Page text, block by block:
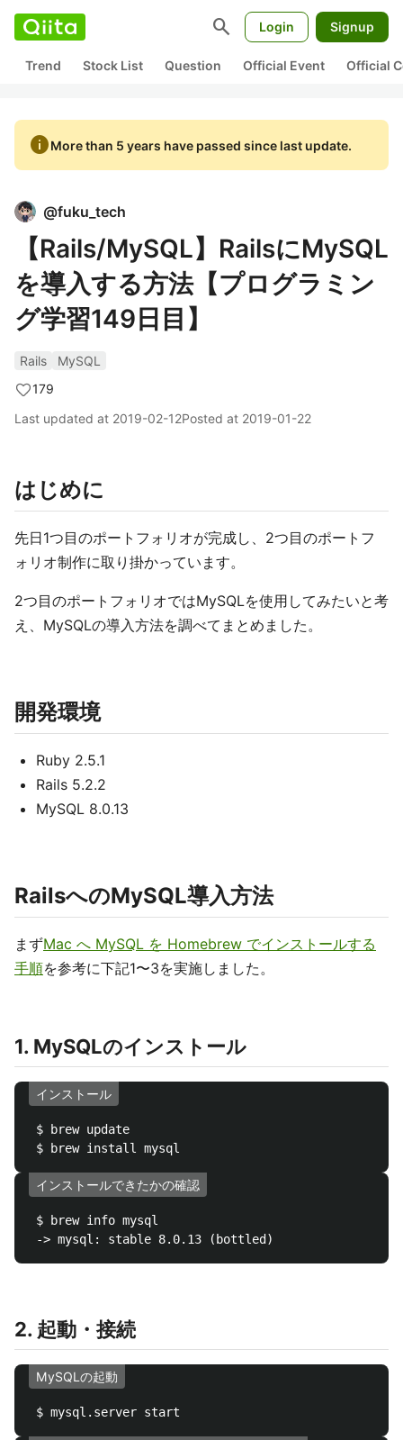
search Login Signup
Trend Stock List Question Official Event Official
infoMore than 5 years have passed since last update.
@fuku_tech
【Rails/MySQL】RailsにMySQL
を導入する方法【プログラミン
グ学習149日目】
Rails
MySQL
179
Last updated at 2019-02-12Posted at 2019-01-22
はじめに
先日1つ目のポートフォリオが完成し、2つ目のポートフ
ォリオ制作に取り掛かっています。
2つ目のポートフォリオではMySQLを使用してみたいと考
え、MySQLの導入方法を調べてまとめました。
開発環境
Ruby 2.5.1
Rails 5.2.2
MySQL 8.0.13
RailsへのMySQL導入方法
まずMac へ MySQL を Homebrew でインストールする
手順を参考に下記1〜3を実施しました。
1. MySQLのインストール
インストール
$ brew update
インストールできたかの確認
$ brew info mysql
2. 起動・接続
MySQLの起動